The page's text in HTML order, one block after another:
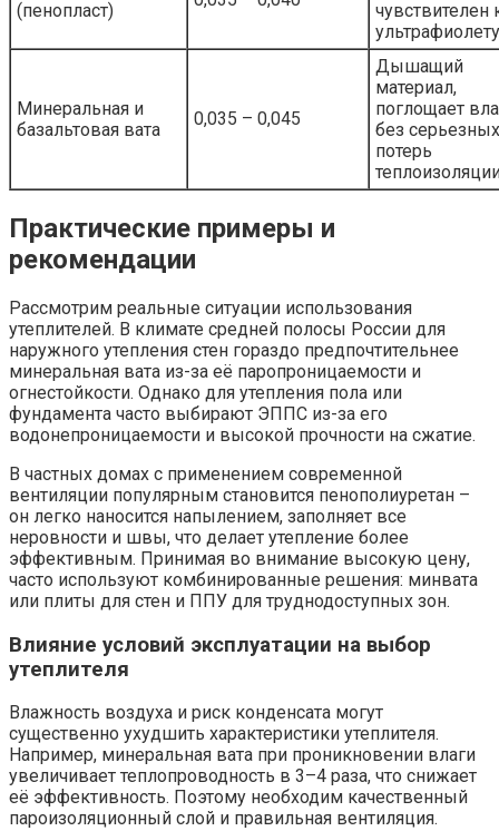
(пенопласт)
чувствителен
ультрафиолету
Минеральная и
базальтовая вата
0,035 – 0,045
Дышащий
материал,
поглощает
без серьезных
потерь
Практические примеры и
рекомендации
Рассмотрим реальные ситуации использования
утеплителей. В климате средней полосы России для
наружного утепления стен гораздо предпочтительнее
минеральная вата из-за её паропроницаемости и
огнестойкости. Однако для утепления пола или
фундамента часто выбирают ЭППС из-за его
водонепроницаемости и высокой прочности на сжатие.
В частных домах с применением современной
вентиляции популярным становится пенополиуретан –
он легко наносится напылением, заполняет все
неровности и швы, что делает утепление более
эффективным. Принимая во внимание высокую цену,
часто используют комбинированные решения: минвата
или плиты для стен и ППУ для труднодоступных зон.
Влияние условий эксплуатации на выбор
утеплителя
Влажность воздуха и риск конденсата могут
существенно ухудшить характеристики утеплителя.
Например, минеральная вата при проникновении влаги
увеличивает теплопроводность в 3–4 раза, что снижает
её эффективность. Поэтому необходим качественный
пароизоляционный слой и правильная вентиляция.